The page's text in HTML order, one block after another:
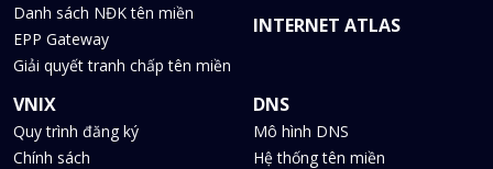
Danh sách NĐK tên miền
EPP Gateway
Giải quyết tranh chấp tên miền
INTERNET ATLAS
VNIX
Quy trình đăng ký
Chính sách
DNS
Mô hình DNS
Hệ thống tên miền